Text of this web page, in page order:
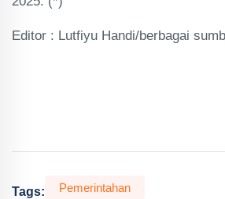
Editor : Lutfiyu Handi/berbagai
Tags: Pemerintahan